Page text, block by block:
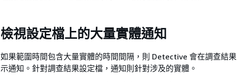
檢視設定檔上的大量實體通知
如果範圍時間包含大量實體的時間間隔，則 Detective 會在調查結
示通知。針對調查結果設定檔，通知則針對涉及的實體。